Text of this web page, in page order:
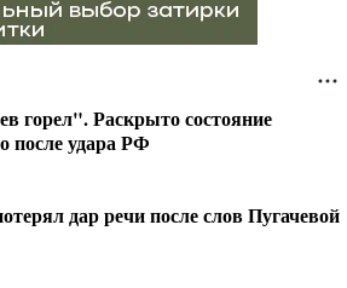
горел". Раскрыто состояние
после удара РФ
дар речи после слов Пугачевой